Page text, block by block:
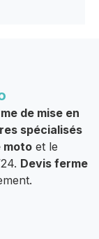
de mise en
spécialisés
moto et le
Devis ferme